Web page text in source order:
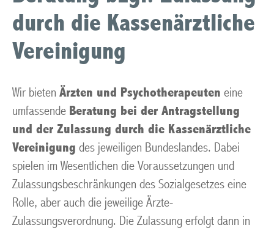
durch die Kassenärztliche
Vereinigung
Wir bieten Ärzten und Psychotherapeuten eine
umfassende Beratung bei der Antragstellung
und der Zulassung durch die Kassenärztliche
Vereinigung des jeweiligen Bundeslandes. Dabei
spielen im Wesentlichen die Voraussetzungen und
Zulassungsbeschränkungen des Sozialgesetzes eine
Rolle, aber auch die jeweilige Ärzte-
Zulassungsverordnung. Die Zulassung erfolgt dann in